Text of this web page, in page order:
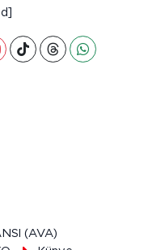
(AVA)